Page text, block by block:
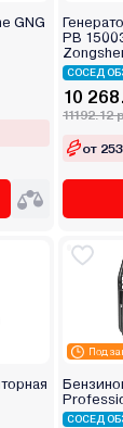
GNG
PB
СОСЕД
10
11192.12
от
Под
СОСЕД